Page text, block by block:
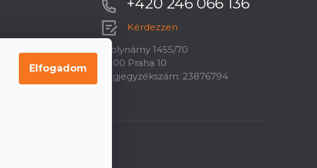
Elfogadom
Kérdezzen
U plynárny 1455/70
10100 Praha 10
Cégjegyzékszám: 23876794